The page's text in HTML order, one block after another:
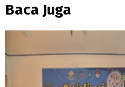
Baca Juga